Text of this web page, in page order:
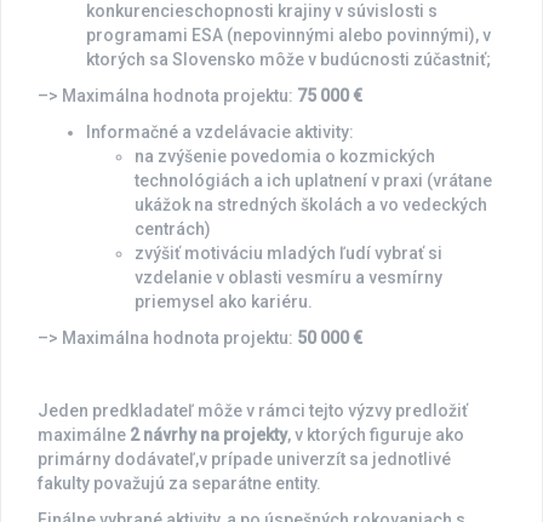
konkurencieschopnosti krajiny v súvislosti s
programami ESA (nepovinnými alebo povinnými), v
ktorých sa Slovensko môže v budúcnosti zúčastniť;
–> Maximálna hodnota projektu: 75 000 €
Informačné a vzdelávacie aktivity:
na zvýšenie povedomia o kozmických
technológiách a ich uplatnení v praxi (vrátane
ukážok na stredných školách a vo vedeckých
centrách)
zvýšiť motiváciu mladých ľudí vybrať si
vzdelanie v oblasti vesmíru a vesmírny
priemysel ako kariéru.
–> Maximálna hodnota projektu: 50 000 €
Jeden predkladateľ môže v rámci tejto výzvy predložiť
maximálne 2 návrhy na projekty, v ktorých figuruje ako
primárny dodávateľ,v prípade univerzít sa jednotlivé
fakulty považujú za separátne entity.